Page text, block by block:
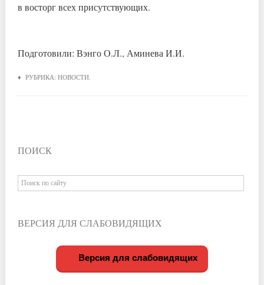
в восторг всех присутствующих.
Подготовили: Вэнго О.Л., Аминева И.И.
♦ РУБРИКА:НОВОСТИ.
ПОИСК
ВЕРСИЯ ДЛЯ СЛАБОВИДЯЩИХ
Версия для слабовидящих